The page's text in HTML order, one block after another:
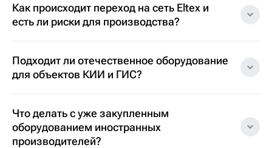
Как происходит переход на сеть Eltex и
есть ли риски для производства?
Подходит ли отечественное оборудование
для объектов КИИ и ГИС?
Что делать с уже закупленным
оборудованием иностранных
производителей?